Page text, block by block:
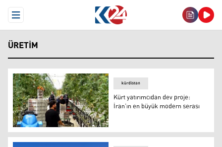
Open Menu
ÜRETIM
Kürt yatırımcıdan dev proje: İran’ın en büyük modern
kürdistan
Kürt yatırımcıdan dev proje:
İran’ın en büyük modern serası